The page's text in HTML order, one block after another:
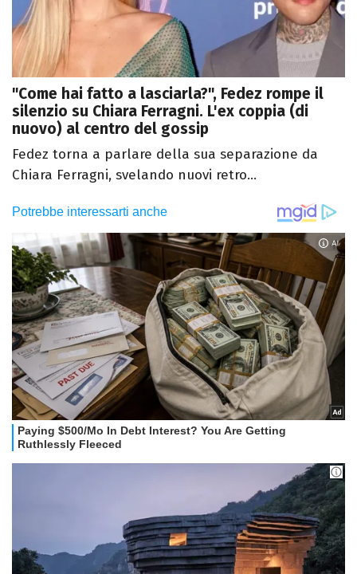
"Come hai fatto a lasciarla?", Fedez rompe il
silenzio su Chiara Ferragni. L'ex coppia (di
nuovo) al centro del gossip
Fedez torna a parlare della sua separazione da
Chiara Ferragni, svelando nuovi retro...